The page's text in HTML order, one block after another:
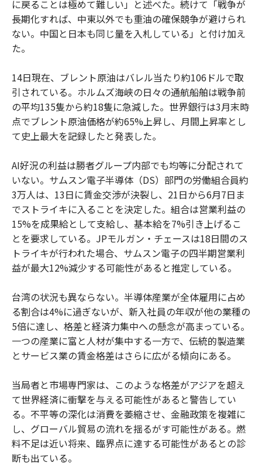
に戻ることは極めて難しい」と述べた。続けて「戦争が
長期化すれば、中東以外でも重油の確保競争が避けられ
ない。中国と日本も同じ量を入札している」と付け加え
た。
14日現在、ブレント原油はバレル当たり約106ドルで取
引されている。ホルムズ海峡の日々の通航船舶は戦争前
の平均135隻から約18隻に急減した。世界銀行は3月末時
点でブレント原油価格が約65%上昇し、月間上昇率とし
て史上最大を記録したと発表した。
AI好況の利益は勝者グループ内部でも均等に分配されて
いない。サムスン電子半導体（DS）部門の労働組合員約
3万人は、13日に賃金交渉が決裂し、21日から6月7日ま
でストライキに入ることを決定した。組合は営業利益の
15%を成果給として支給し、基本給を7%引き上げるこ
とを要求している。JPモルガン・チェースは18日間のス
トライキが行われた場合、サムスン電子の四半期営業利
益が最大12%減少する可能性があると推定している。
台湾の状況も異ならない。半導体産業が全体雇用に占め
る割合は4%に過ぎないが、新入社員の年収が他の業種の
5倍に達し、格差と経済力集中への懸念が高まっている。
一つの産業に富と人材が集中する一方で、伝統的製造業
とサービス業の賃金格差はさらに広がる傾向にある。
当局者と市場専門家は、このような格差がアジアを超え
て世界経済に衝撃を与える可能性があると警告してい
る。不平等の深化は消費を萎縮させ、金融政策を複雑に
し、グローバル貿易の流れを揺るがす可能性がある。燃
料不足は近い将来、臨界点に達する可能性があるとの診
断も出ている。